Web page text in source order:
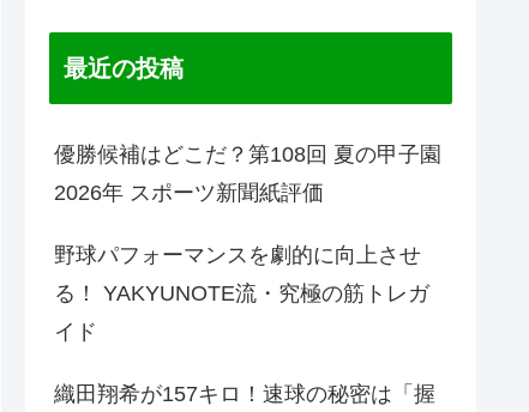
最近の投稿
優勝候補はどこだ？第108回 夏の甲子園
2026年 スポーツ新聞紙評価
野球パフォーマンスを劇的に向上させ
る！ YAKYUNOTE流・究極の筋トレガ
イド
織田翔希が157キロ！速球の秘密は「握